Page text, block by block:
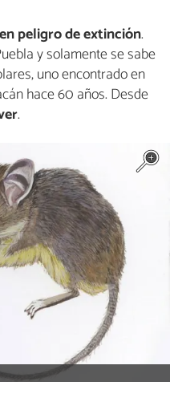
peligro de extinción.
y solamente se sabe
uno encontrado en
hace 60 años. Desde
.